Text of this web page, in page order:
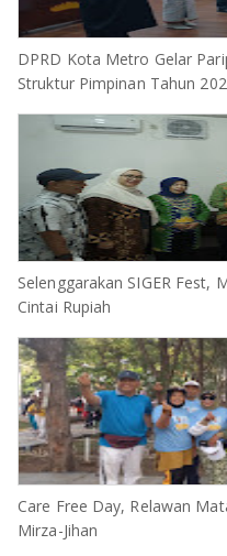
DPRD Kota Metro Gelar
Struktur Pimpinan Tahun
Selenggarakan SIGER Fest,
Cintai Rupiah
Care Free Day, Relawan
Mirza-Jihan